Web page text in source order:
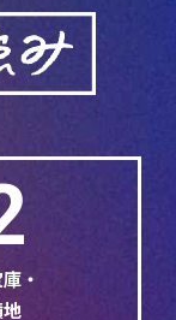
・